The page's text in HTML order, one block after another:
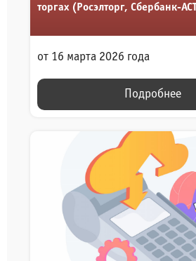
торгах (Росэлторг, Сбербанк-
от 16 марта 2026 года
Подробнее